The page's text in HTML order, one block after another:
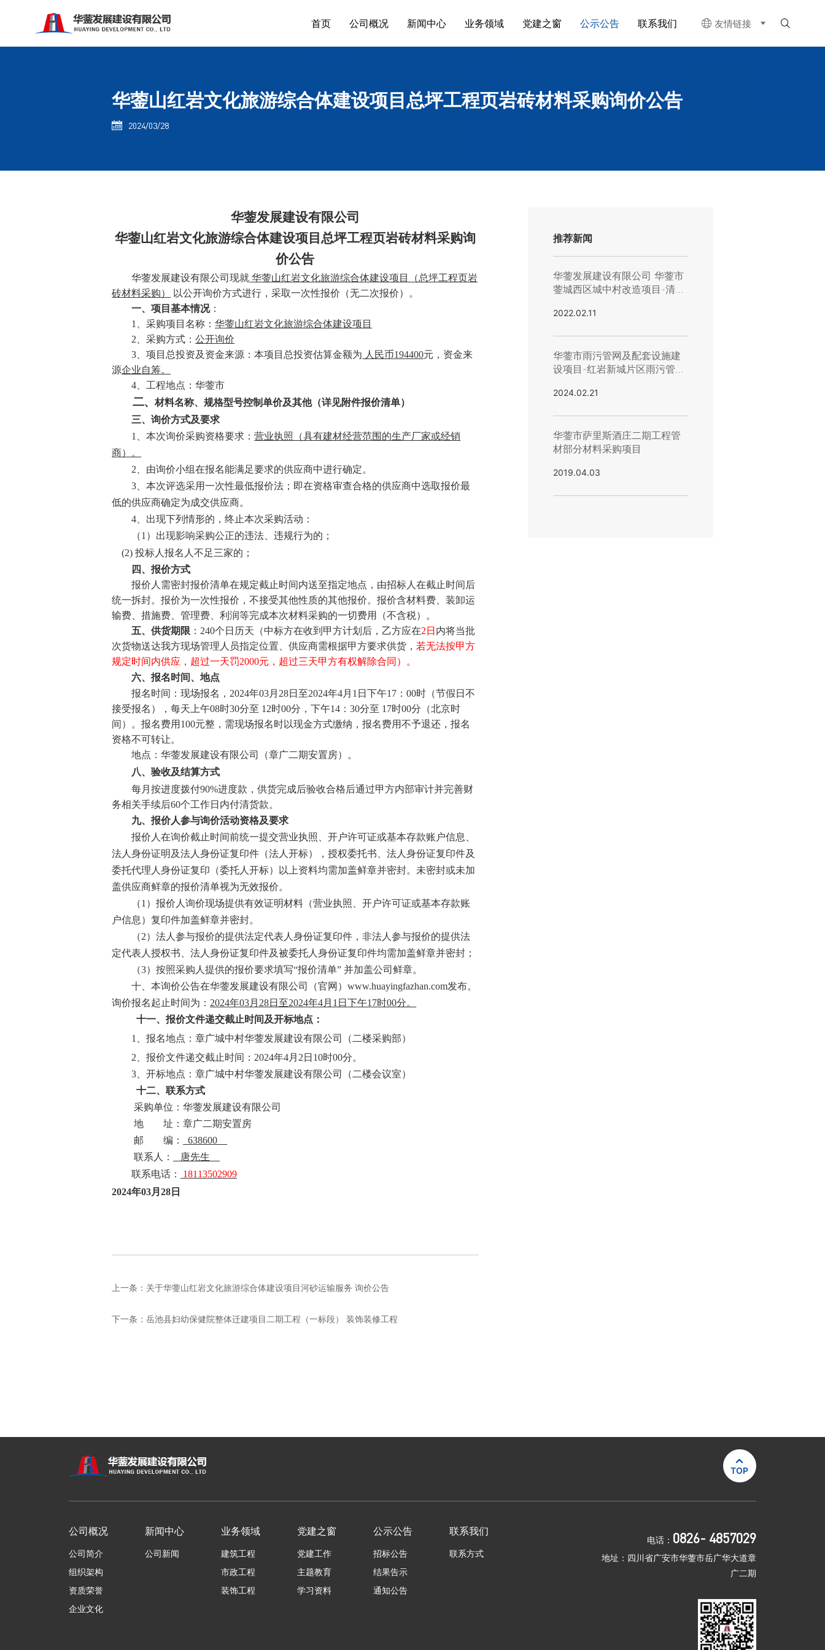
首页 公司概况 新闻中心 业务领域 党建之窗 公示公告 联系我们  友情链接 
华蓥山红岩文化旅游综合体建设项目总坪工程页岩砖材料采购询价公告
 2024/03/28
华蓥发展建设有限公司
华蓥山红岩文化旅游综合体建设项目总坪工程页岩砖材料采购询
价公告
华蓥发展建设有限公司现就 华蓥山红岩文化旅游综合体建设项目（总坪工程页岩
砖材料采购）
以公开询价方式进行，采取一次性报价（无二次报价）。
一、项目基本情况：
1、采购项目名称：华蓥山红岩文化旅游综合体建设项目
2、采购方式：公开询价
3、项目总投资及资金来源：本项目总投资估算金额为 人民币194400元 ，资金来
源企业自筹。
4、工程地点：华蓥市
二、材料名称、规格型号控制单价及其他（详见附件报价清单）
三、询价方式及要求
1、本次询价采购资格要求：营业执照 （具有建材经营范围的生产厂家或经销
商）。
2、由询价小组在报名能满足要求的供应商中进行确定。
3 、本次评选采用一次性最低报价法；即在资格审查合格的供应商中选取报价最
低的供应商确定为成交供应商。
4 、出现下列情形的，终止本次采购活动：
（1 ）出现影响采购公正的违法、违规行为的；
(2) 投标人报名人不足三家的；
四、报价方式
报价人需密封报价清单在规定截止时间内送至指定地点，由招标人在截止时间后
统一拆封。报价为一次性报价，不接受其他性质的其他报价。报价含材料费、装卸运
输费、措施费、管理费、利润等完成本次材料采购的一切费用（不含税）。
五、供货期限 ： 240个日历天（中标方在收到甲方计划后，乙方应在2日 内将当批
次货物送达我方现场管理人员指定位置、供应商需根据甲方要求供货， 若无法按甲方
规定时间内供应，超过一天罚2000元，超过三天甲方有权解除合同）。
六、报名时间、地点
报名时间：现场报名， 2024年03月28日至2024年4月1日下午17：00时（节假日不
接受报名），每天上午08时30分至 12时00分，下午14：30分至 17时00分（北京时
间）。报名费用100元整，需现场报名时以现金方式缴纳，报名费用不予退还，报名
资格不可转让。
地点：华蓥发展建设有限公司（章广二期安置房）。
八、验收及结算方式
每月按进度拨付90%进度款，供货完成后验收合格后通过甲方内部审计并完善财
务相关手续后60个工作日内付清货款。
九、报价人参与询价活动资格及要求
报价人在询价截止时间前统一提交营业执照、开户许可证或基本存款账户信息、
法人身份证明及法人身份证复印件（法人开标），授权委托书、法人身份证复印件及
委托代理人身份证复印（委托人开标）以上资料均需加盖鲜章并密封。未密封或未加
盖供应商鲜章的报价清单视为无效报价。
（1）报价人询价现场提供有效证明材料（营业执照、开户许可证或基本存款账
户信息 ）复印件加盖鲜章并密封。
（2）法人参与报价的提供法定代表人身份证复印件，非法人参与报价的提供法
定代表人授权书 、法人身份证复印件及被委托人身份证复印件均需加盖鲜章并密封 ；
（3）按照采购人提供的报价要求填写“报价清单” 并加盖公司鲜章。
十、本询价公告在华蓥发展建设有限公司（官网）www.huayingfazhan.com发布。
询价报名起止时间为： 2024年03月28日至2024年4月1日下午17时00分。
十一、报价文件递交截止时间及开标地点：
1、报名地点：章广城中村华蓥发展建设有限公司（二楼采购部）
2、报价文件递交截止时间： 2024年4月 2 日 10时00分。
3 、开标地点：章广城中村华蓥发展建设有限公司（二楼会议室）
十二、联系方式
采购单位：华蓥发展建设有限公司
地 址：章广二期安置房
邮 编：
638600
联系 人：
唐先生
联系电话：
18113502909
2024年03月28日
上一条： 关于华蓥山红岩文化旅游综合体建设项目河砂运输服务 询价公告
下一条：岳池县妇幼保健院整体迁建项目二期工程（一标段） 装饰装修工程
推荐新闻
华蓥发展建设有限公司 华蓥市
蓥城西区城中村改造项目-清风
劳务施工）询价公告
2022.02.11
华蓥市雨污管网及配套设施建
设项目-红岩新城片区雨污管网
山驿站项目)方案设计询价公告
2024.02.21
华蓥市萨里斯酒庄二期工程管
材部分材料采购项目
2019.04.03

TOP
公司概况
公司简介
组织架构
资质荣誉
企业文化
新闻中心
公司新闻
业务领域
建筑工程
市政工程
装饰工程
党建之窗
党建工作
主题教育
学习资料
公示公告
招标公告
结果告示
通知公告
联系我们
联系方式
电话： 0826- 4857029
地址：四川省广安市华蓥市岳广华大道章
广二期